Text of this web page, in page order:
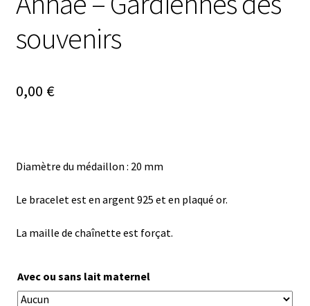
souvenirs
0,00 €
Diamètre du médaillon : 20 mm
Le bracelet est en argent 925 et en plaqué or.
La maille de chaînette est forçat.
Avec ou sans lait maternel